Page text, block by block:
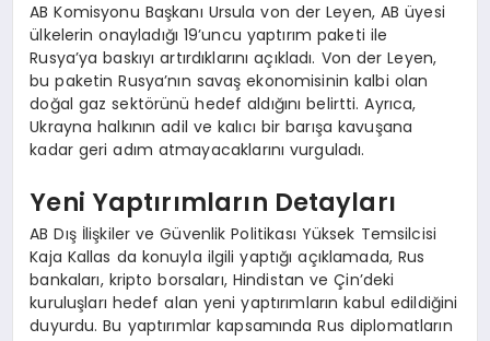
AB Komisyonu Başkanı Ursula von der Leyen, AB üyesi
ülkelerin onayladığı 19’uncu yaptırım paketi ile
Rusya’ya baskıyı artırdıklarını açıkladı. Von der Leyen,
bu paketin Rusya’nın savaş ekonomisinin kalbi olan
doğal gaz sektörünü hedef aldığını belirtti. Ayrıca,
Ukrayna halkının adil ve kalıcı bir barışa kavuşana
kadar geri adım atmayacaklarını vurguladı.
Yeni Yaptırımların Detayları
AB Dış İlişkiler ve Güvenlik Politikası Yüksek Temsilcisi
Kaja Kallas da konuyla ilgili yaptığı açıklamada, Rus
bankaları, kripto borsaları, Hindistan ve Çin’deki
kuruluşları hedef alan yeni yaptırımların kabul edildiğini
duyurdu. Bu yaptırımlar kapsamında Rus diplomatların